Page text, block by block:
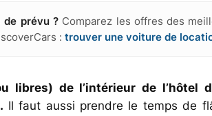
de prévu ?Comparez les offres des
:trouver une voiture de
libres) de l’intérieur de l’hôtel
Il faut aussi prendre le temps de